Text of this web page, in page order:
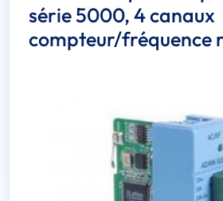
série 5000, 4 canaux
compteur/fréquence